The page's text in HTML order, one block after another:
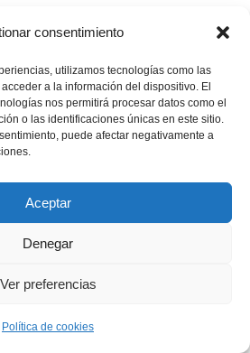
consentimiento
utilizamos tecnologías como las
a la información del dispositivo. El
nos permitirá procesar datos como el
o las identificaciones únicas en este sitio.
puede afectar negativamente a
Aceptar
Denegar
Ver preferencias
Política de cookies